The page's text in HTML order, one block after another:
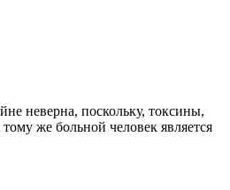
неверна, поскольку, токсины,
же больной человек является